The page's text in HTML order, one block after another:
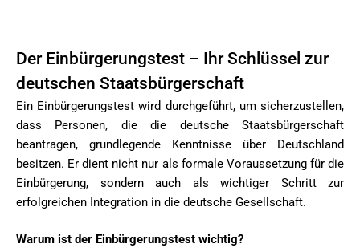
Der Einbürgerungstest – Ihr Schlüssel zur
deutschen Staatsbürgerschaft
Ein Einbürgerungstest wird durchgeführt, um sicherzustellen,
dass Personen, die die deutsche Staatsbürgerschaft
beantragen, grundlegende Kenntnisse über Deutschland
besitzen. Er dient nicht nur als formale Voraussetzung für die
Einbürgerung, sondern auch als wichtiger Schritt zur
erfolgreichen Integration in die deutsche Gesellschaft.
Warum ist der Einbürgerungstest wichtig?